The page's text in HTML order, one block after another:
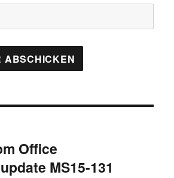
Office
MS15-131